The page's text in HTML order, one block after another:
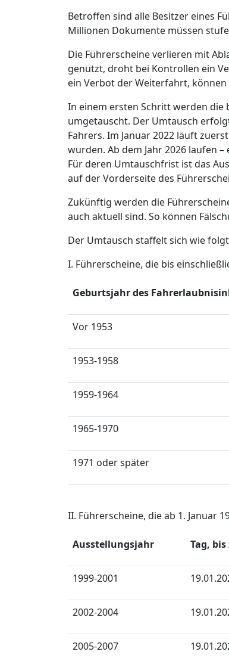
Betroffen sind alle Besitzer eines
Millionen Dokumente müssen
Die Führerscheine verlieren mit
genutzt, droht bei Kontrollen ein
ein Verbot der Weiterfahrt,
In einem ersten Schritt werden die
umgetauscht. Der Umtausch
Fahrers. Im Januar 2022 läuft
wurden. Ab dem Jahr 2026 laufen
Für deren Umtauschfrist ist das
auf der Vorderseite des
Zukünftig werden die
auch aktuell sind. So können
Der Umtausch staffelt sich wie
I. Führerscheine, die bis
Geburtsjahr des
Vor 1953
1953-1958
1959-1964
1965-1970
1971 oder später
II. Führerscheine, die ab 1. Januar
Ausstellungsjahr Tag,
1999-2001
2002-2004
2005-2007